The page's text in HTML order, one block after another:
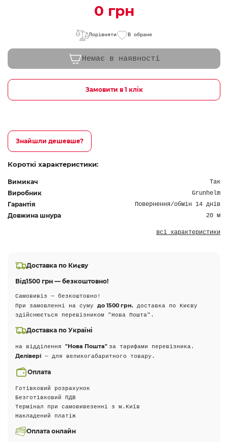
0 грн
Порівняти В обране
Немає в наявності
Замовити в 1 клік
Знайшли дешевше?
Короткі характеристики:
Вимикач Так
Виробник Grunhelm
Гарантія Повернення/обмін 14 днів
Довжина шнура 20 м
всі характеристики
Доставка по Києву
Від1500 грн — безкоштовно!
Самовивіз — безкоштовно!
При замовленні на суму до 1500 грн. доставка по Києву
здійснюється перевізником "Нова Пошта".
Доставка по Україні
на відділення "Нова Пошта" за тарифами перевізника.
Делівері — для великогабаритного товару.
Оплата
Готівковий розрахунок
Безготівковий ПДВ
Термінал при самовивезенні з м.Київ
Накладений платіж
Оплата онлайн